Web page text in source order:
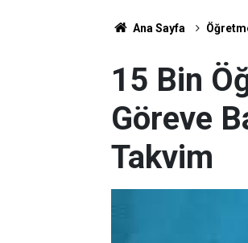
Ana Sayfa
15 Bin
Göreve
Takvim